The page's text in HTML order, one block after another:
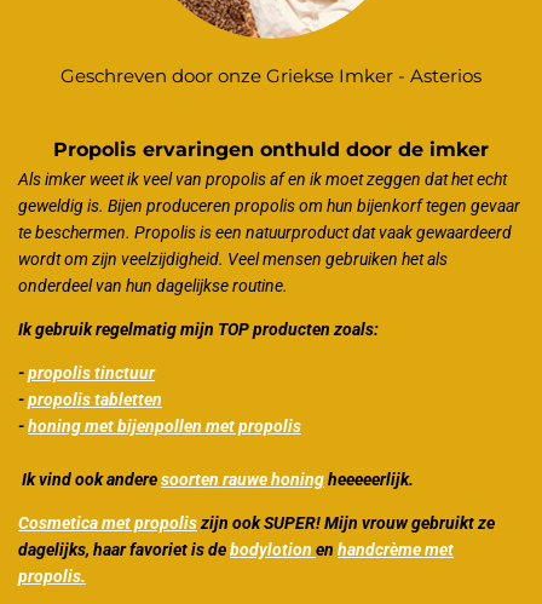
Geschreven door onze Griekse Imker - Asterios
Propolis ervaringen onthuld door de imker
Als imker weet ik veel van propolis af en ik moet zeggen dat het echt
geweldig is. Bijen produceren propolis om hun bijenkorf tegen gevaar
te beschermen. Propolis is een natuurproduct dat vaak gewaardeerd
wordt om zijn veelzijdigheid. Veel mensen gebruiken het als
onderdeel van hun dagelijkse routine.
Ik gebruik regelmatig mijn TOP producten zoals:
-propolis tinctuur
-propolis tabletten
-honing met bijenpollen met propolis
Ik vind ook anderesoorten rauwe honingheeeeerlijk.
Cosmetica met propoliszijn ook SUPER! Mijn vrouw gebruikt ze
dagelijks, haar favoriet is debodylotion en handcrème met
propolis.